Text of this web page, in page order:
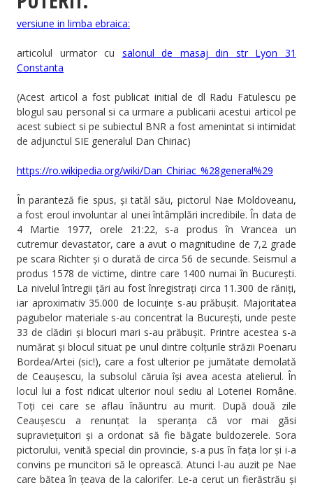
versiune in limba ebraica:
articolul urmator cu salonul de masaj din str Lyon 31
Constanta
(Acest articol a fost publicat initial de dl Radu Fatulescu pe
blogul sau personal si ca urmare a publicarii acestui articol pe
acest subiect si pe subiectul BNR a fost amenintat si intimidat
de adjunctul SIE generalul Dan Chiriac)
https://ro.wikipedia.org/wiki/Dan_Chiriac_%28general%29
În paranteză fie spus, și tatăl său, pictorul Nae Moldoveanu,
a fost eroul involuntar al unei întâmplări incredibile. În data de
4 Martie 1977, orele 21:22, s-a produs în Vrancea un
cutremur devastator, care a avut o magnitudine de 7,2 grade
pe scara Richter și o durată de circa 56 de secunde. Seismul a
produs 1578 de victime, dintre care 1400 numai în București.
La nivelul întregii țări au fost înregistrați circa 11.300 de răniți,
iar aproximativ 35.000 de locuințe s-au prăbușit. Majoritatea
pagubelor materiale s-au concentrat la București, unde peste
33 de clădiri și blocuri mari s-au prăbușit. Printre acestea s-a
numărat și blocul situat pe unul dintre colțurile străzii Poenaru
Bordea/Artei (sic!), care a fost ulterior pe jumătate demolată
de Ceaușescu, la subsolul căruia își avea acesta atelierul. În
locul lui a fost ridicat ulterior noul sediu al Loteriei Române.
Toți cei care se aflau înăuntru au murit. După două zile
Ceaușescu a renunțat la speranța că vor mai găsi
supraviețuitori și a ordonat să fie băgate buldozerele. Sora
pictorului, venită special din provincie, s-a pus în fața lor și i-a
convins pe muncitori să le oprească. Atunci l-au auzit pe Nae
care bătea în țeava de la calorifer. Le-a cerut un fierăstrău și